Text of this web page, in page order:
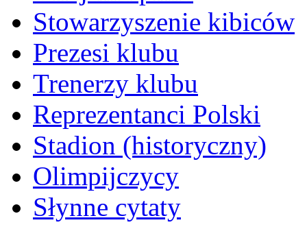
Stowarzyszenie kibiców
Prezesi klubu
Trenerzy klubu
Reprezentanci Polski
Stadion (historyczny)
Olimpijczycy
Słynne cytaty